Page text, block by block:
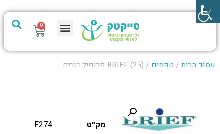
0
עמוד הבית/טפסים / (25) BRIEF פרופיל הורים
מק״ט
F274